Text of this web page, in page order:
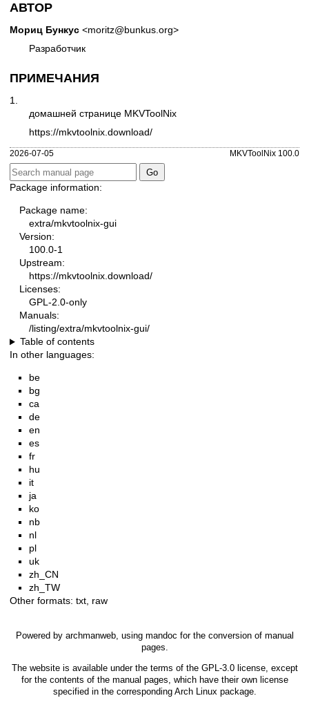
АВТОР
Мориц Бункус <moritz@bunkus.org>
Разработчик
ПРИМЕЧАНИЯ
1.
домашней странице MKVToolNix
https://mkvtoolnix.download/
2026-07-05 MKVToolNix 100.0
Package information:
Package name:
extra/mkvtoolnix-gui
Version:
100.0-1
Upstream:
https://mkvtoolnix.download/
Licenses:
GPL-2.0-only
Manuals:
/listing/extra/mkvtoolnix-gui/
Table of contents
In other languages:
be
bg
ca
de
en
es
fr
hu
it
ja
ko
nb
nl
pl
uk
zh_CN
zh_TW
Other formats: txt, raw
Powered by archmanweb, using mandoc for the conversion of manual
pages.
The website is available under the terms of the GPL-3.0license, except
for the contents of the manual pages, which have their own license
specified in the corresponding Arch Linux package.